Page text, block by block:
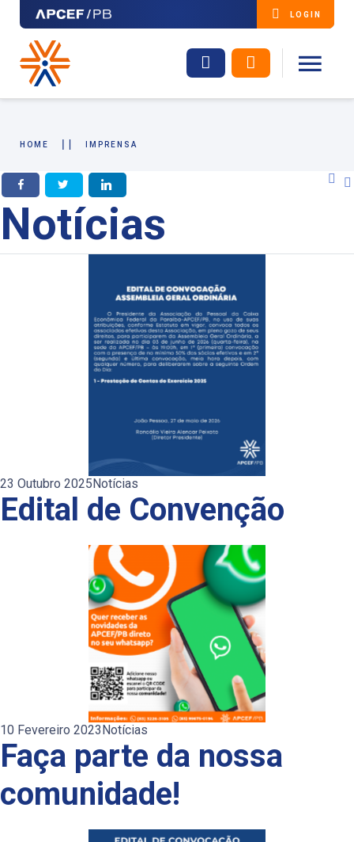
LOGIN
HOME IMPRENSA
Twitter LinkedIn
Notícias
Edital de Convenção
23 Outubro 2025Notícias
Faça parte da nossa
comunidade!
10 Fevereiro 2023Notícias